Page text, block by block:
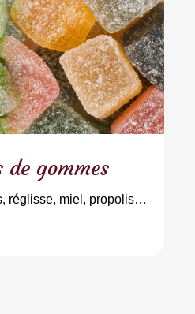
de gommes
réglisse, miel, propolis…